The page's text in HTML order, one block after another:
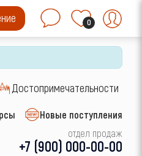
0
Достопримечательности
Новые поступления
отдел продаж
+7 (900) 000-00-00